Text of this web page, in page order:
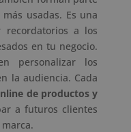
usadas. Es una
a los
en tu negocio.
personalizar los
la audiencia. Cada
de productos y
a futuros clientes